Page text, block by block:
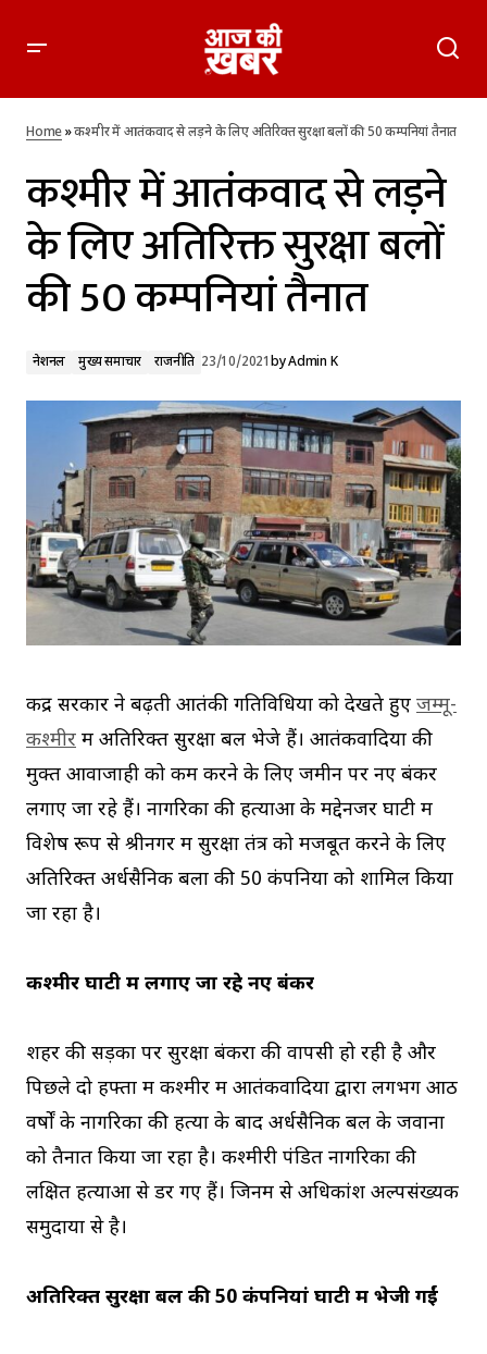
कम्पनियां तैनात
Home»कश्मीर में आतंकवाद से लड़ने के लिए अतिरिक्त सुरक्षा बलों की 50 कम्पनियां तैनात
कश्मीर में आतंकवाद से लड़ने
के लिए अतिरिक्त सुरक्षा बलों
की 50 कम्पनियां तैनात
नेशनल मुख्य समाचार राजनीति 23/10/2021byAdmin K
केंद्र सरकार ने बढ़ती आतंकी गतिविधियों को देखते हुए जम्मू-
कश्मीर में अतिरिक्त सुरक्षा बल भेजे हैं। आतंकवादियों की
मुक्त आवाजाही को कम करने के लिए जमीन पर नए बंकर
लगाए जा रहे हैं। नागरिकों की हत्याओं के मद्देनजर घाटी में
विशेष रूप से श्रीनगर में सुरक्षा तंत्र को मजबूत करने के लिए
अतिरिक्त अर्धसैनिक बलों की 50 कंपनियों को शामिल किया
जा रहा है।
कश्मीर घाटी में लगाए जा रहे नए बंकर
शहर की सड़कों पर सुरक्षा बंकरों की वापसी हो रही है और
पिछले दो हफ्तों में कश्मीर में आतंकवादियों द्वारा लगभग आठ
वर्षों के नागरिकों की हत्या के बाद अर्धसैनिक बल के जवानों
को तैनात किया जा रहा है। कश्मीरी पंडित नागरिकों की
लक्षित हत्याओं से डर गए हैं। जिनमें से अधिकांश अल्पसंख्यक
समुदायों से है।
अतिरिक्त सुरक्षा बल की 50 कंपनियां घाटी में भेजी गईं